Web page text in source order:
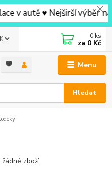
v autě ♥ Nejširší výběr
Menu
Hledat
0 ks
za 0 Kč
zboží.